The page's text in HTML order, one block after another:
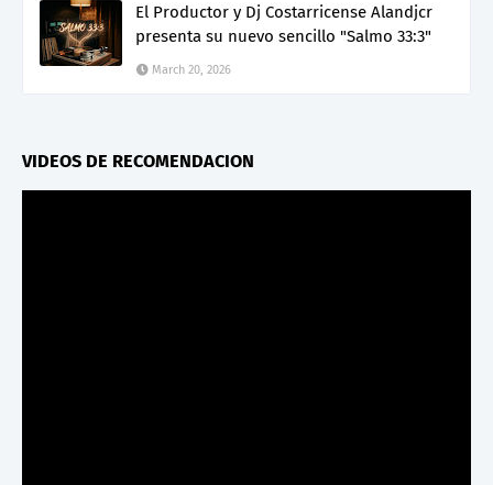
El Productor y Dj Costarricense Alandjcr
presenta su nuevo sencillo "Salmo 33:3"
March 20, 2026
VIDEOS DE RECOMENDACION